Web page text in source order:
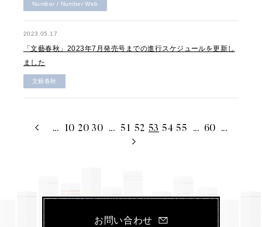
Number / Number Web
2023.05.17
「文藝春秋」2023年7月発売号までの進行スケジュールを更新し
ました
文藝春秋
... 10 20 30 ... 51 52 53 54 55 ... 60 ...
お問い合わせ